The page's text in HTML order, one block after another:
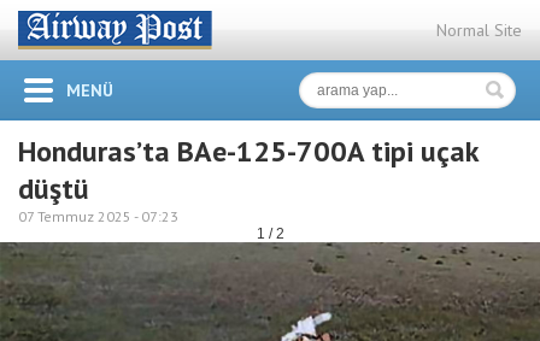
Normal Site
MENÜ
Honduras’ta BAe-125-700A tipi uçak
düştü
07 Temmuz 2025 - 07:23
1 / 2